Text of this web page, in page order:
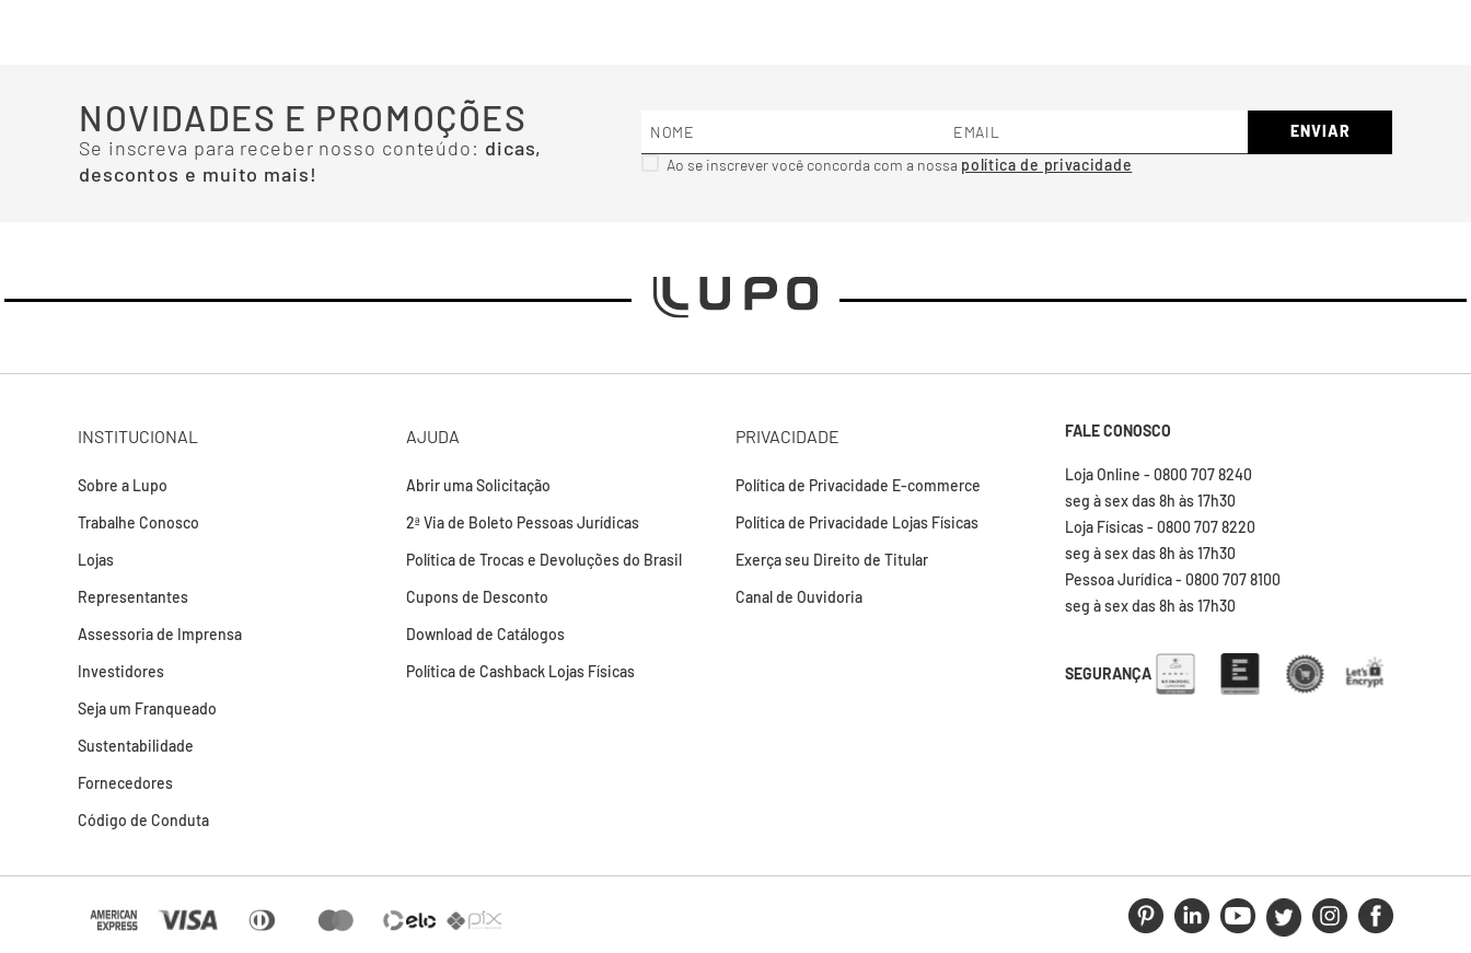
NOVIDADES E PROMOÇÕES
Se inscreva para receber nosso conteúdo: dicas,
descontos e muito mais!
Ao se inscrever você concorda com a nossa
ENVIAR
INSTITUCIONAL
Sobre a Lupo
Trabalhe Conosco
Lojas
Representantes
Assessoria de Imprensa
Investidores
Seja um Franqueado
Sustentabilidade
Fornecedores
Código de Conduta
AJUDA
Abrir uma Solicitação
2ª Via de Boleto Pessoas Jurídicas
Política de Trocas e Devoluções do Brasil
Cupons de Desconto
Download de Catálogos
Política de Cashback Lojas Físicas
PRIVACIDADE
Política de Privacidade E-commerce
Política de Privacidade Lojas Físicas
Exerça seu Direito de Titular
Canal de Ouvidoria
FALE CONOSCO
Loja Online - 0800 707 8240
seg à sex das 8h às 17h30
Loja Físicas - 0800 707 8220
seg à sex das 8h às 17h30
Pessoa Jurídica - 0800 707 8100
seg à sex das 8h às 17h30
SEGURANÇA